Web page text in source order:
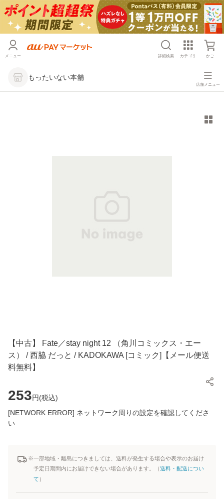
メニュー 詳細検索 カテゴリ かご
もったいない本舗
店舗メニュー
【中古】 Fate／stay night 12 （角川コミックス・エー
ス） / 西脇 だっと / KADOKAWA [コミック]【メール便送
料無料】
253円(税込)
[NETWORK ERROR] ネットワーク周りの設定を確認してくださ
い
※一部地域・離島につきましては、送料が発生する場合や表示のお届け
予定日期間内にお届けできない場合があります。（送料・配送につい
て ）